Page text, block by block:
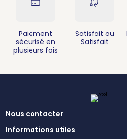
Paiement
sécurisé en
plusieurs fois
Satisfait ou
Satisfait
Nous contacter
Informations utiles